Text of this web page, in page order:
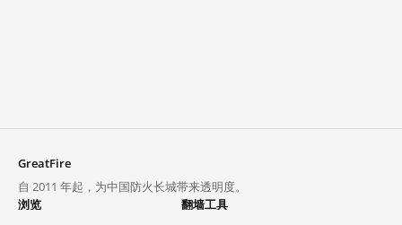
GreatFire
自 2011 年起，为中国防火长城带来透明度。
浏览
翻墙工具